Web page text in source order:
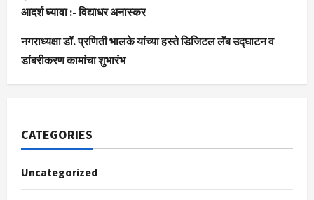
आदर्श घ्यावा :- विद्याधर अनास्कर
नगराध्यक्षा डॉ. प्रणिती भालके यांच्या हस्ते डिजिटल लॅब उद्घाटन व
डांबरीकरण कामांचा शुभारंभ
CATEGORIES
Uncategorized